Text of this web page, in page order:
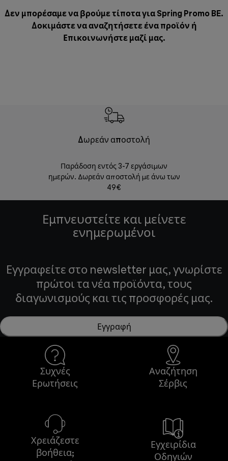
Δεν μπορέσαμε να βρούμε τίποτα για Spring Promo BE.
Δοκιμάστε να αναζητήσετε ένα προϊόν ή
Επικοινωνήστε μαζί μας.
Δωρεάν αποστολή
Παράδοση εντός 3-7 εργάσιμων
ημερών. Δωρεάν αποστολή με άνω των
49€
Εμπνευστείτε και μείνετε
ενημερωμένοι
Εγγραφείτε στο newsletter μας, γνωρίστε
πρώτοι τα νέα προϊόντα, τους
διαγωνισμούς και τις προσφορές μας.
Εγγραφή
Συχνές
Ερωτήσεις
Αναζήτηση
Σέρβις
Χρειάζεστε
βοήθεια;
Εγχειρίδια
Οδηγιών